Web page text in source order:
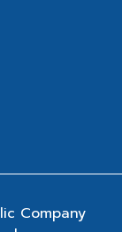
Company